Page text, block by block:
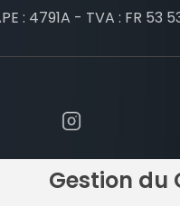
Gestion du
: 4791A - TVA : FR 53